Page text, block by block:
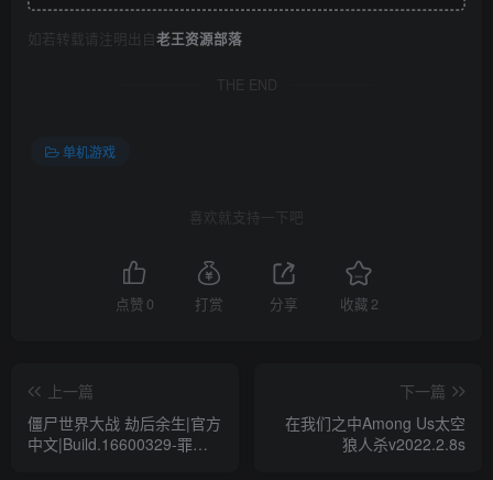
如若转载请注明出自老王资源部落
THE END
单机游戏
喜欢就支持一下吧
点赞 0 打赏 分享 收藏2
上一篇
僵尸世界大战 劫后余生|官方
中文|Build.16600329-罪恶
下一篇
在我们之中Among Us太空
狼人杀v2022.2.8s